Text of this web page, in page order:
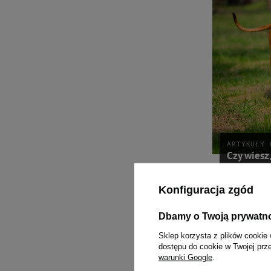
ARTYKUŁY
Czy
spędzać czas na
psy kopią
Czytaj więcej
Konfiguracja zgód
Dbamy o Twoją
Sklep korzysta z plików cookie
dostępu do cookie w Twojej
warunki Google